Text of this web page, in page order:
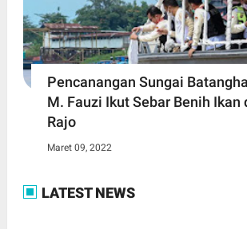
Pencanangan Sungai
M. Fauzi Ikut Sebar Benih Ikan
Rajo
Maret 09, 2022
LATEST NEWS